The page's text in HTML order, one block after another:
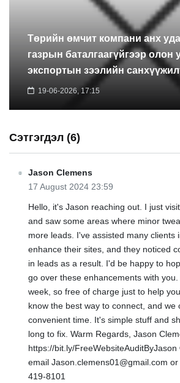
Төрийн өмчит компани анх
газрын баталгаагүйгээр олон
экспортын зээлийн
19-06-2026, 17:15
Сэтгэгдэл (6)
Jason Clemens
17 August 2024 23:59
Hello, it's Jason reaching out. I just
and saw some areas where minor
more leads. I've assisted many clients
enhance their sites, and they noticed
in leads as a result. I'd be happy to
go over these enhancements with
week, so free of charge just to help
know the best way to connect, and we
convenient time. It's simple stuff and
long to fix. Warm Regards, Jason
https://bit.ly/
email Jason.clemens01@gmail.com
419-8101